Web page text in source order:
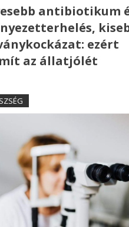
antibiotikum
ezért
az állatjólét